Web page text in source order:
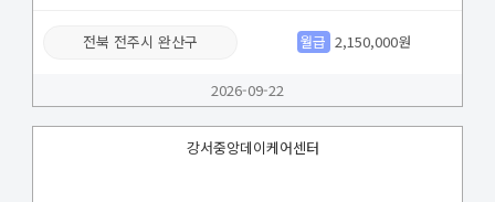
전북 전주시 완산구 월급 2,150,000원
2026-09-22
강서중앙데이케어센터